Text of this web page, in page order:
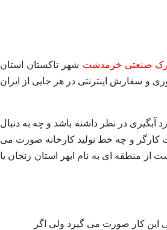
صنعتی خرمدشت شهر تاکستان استان
و سفارش اینترنتی در هر جایی از ایران
آبگیری در نظر داشته باشد و چه به دنبال
کارگر و چه خط تولید کارخانه صورت می‌
از منطقه‌ ای به نام ابهر استان زنجان یا
این کار صورت می‌ گیرد ولی اگر